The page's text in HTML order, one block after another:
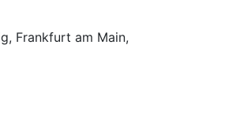
Frankfurt am Main,